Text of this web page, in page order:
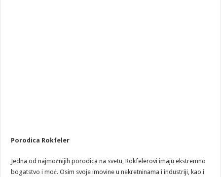
Porodica Rokfeler
Jedna od najmoćnijih porodica na svetu, Rokfelerovi imaju ekstremno
bogatstvo i moć. Osim svoje imovine u nekretninama i industriji, kao i